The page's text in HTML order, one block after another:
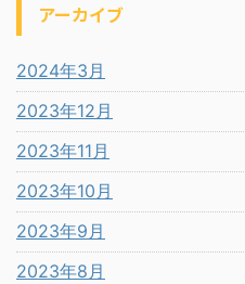
アーカイブ
2024年3月
2023年12月
2023年11月
2023年10月
2023年9月
2023年8月